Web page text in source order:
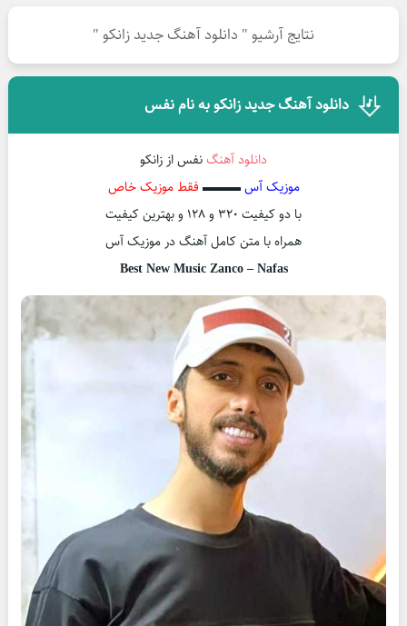
نتایج آرشیو " دانلود آهنگ جدید زانکو "
دانلود آهنگ جدید زانکو به نام نفس
دانلود آهنگنفس از زانکو
موزیک آس▬▬▬ فقط موزیک خاص
با دو کیفیت ۳۲۰ و ۱۲۸ و بهترین کیفیت
همراه با متن کامل آهنگ در موزیک آس
Best New Music Zanco – Nafas